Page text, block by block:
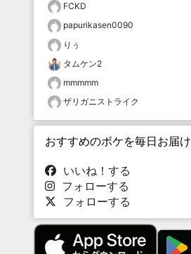
FCKD
papurikasen0090
りぅ
タムケン2
mmmmm
ザリガニストライク
おすすめのボケを毎日お届け
いいね！する
フォローする
フォローする